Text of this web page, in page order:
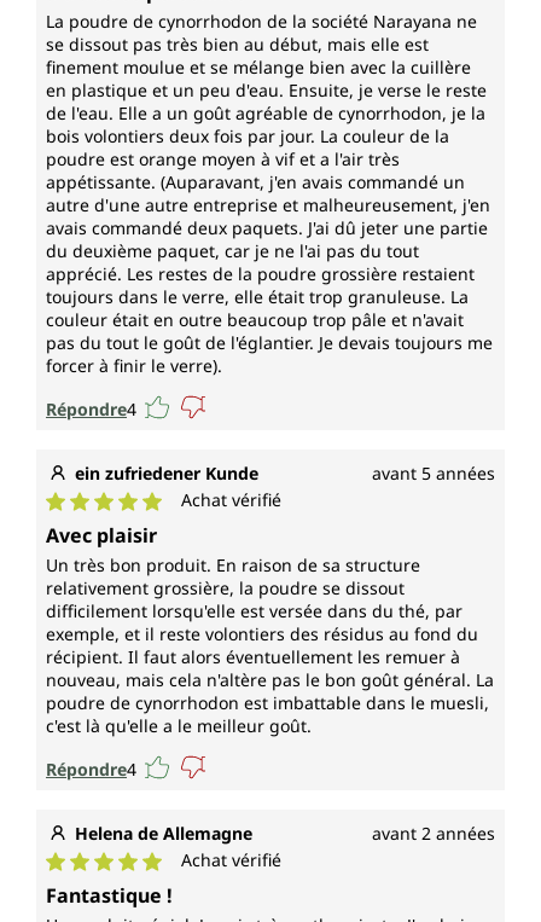
La poudre de cynorrhodon de la société Narayana ne
se dissout pas très bien au début, mais elle est
finement moulue et se mélange bien avec la cuillère
en plastique et un peu d'eau. Ensuite, je verse le reste
de l'eau. Elle a un goût agréable de cynorrhodon, je la
bois volontiers deux fois par jour. La couleur de la
poudre est orange moyen à vif et a l'air très
appétissante. (Auparavant, j'en avais commandé un
autre d'une autre entreprise et malheureusement, j'en
avais commandé deux paquets. J'ai dû jeter une partie
du deuxième paquet, car je ne l'ai pas du tout
apprécié. Les restes de la poudre grossière restaient
toujours dans le verre, elle était trop granuleuse. La
couleur était en outre beaucoup trop pâle et n'avait
pas du tout le goût de l'églantier. Je devais toujours me
forcer à finir le verre).
Répondre4
ein zufriedener Kunde avant 5 années
Note moyenne de 5 sur 5 étoiles
Achat vérifié
Avec plaisir
Un très bon produit. En raison de sa structure
relativement grossière, la poudre se dissout
difficilement lorsqu'elle est versée dans du thé, par
exemple, et il reste volontiers des résidus au fond du
récipient. Il faut alors éventuellement les remuer à
nouveau, mais cela n'altère pas le bon goût général. La
poudre de cynorrhodon est imbattable dans le muesli,
c'est là qu'elle a le meilleur goût.
Répondre4
Helena de Allemagne avant 2 années
Note moyenne de 5 sur 5 étoiles
Achat vérifié
Fantastique !